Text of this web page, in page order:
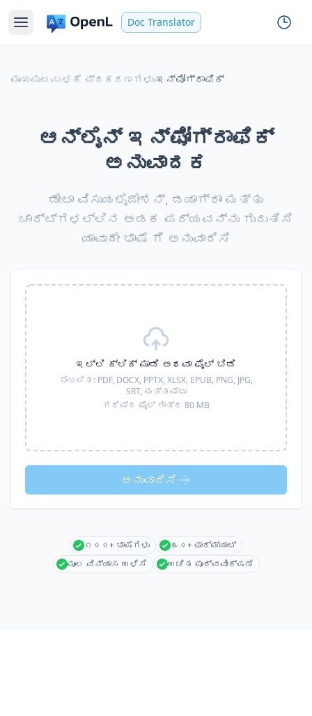
Doc Translator
ಮುಖಪುಟ ›ಬಳಕೆ ಪ್ರಕರಣಗಳು›ಇನ್ಫೋಗ್ರಾಫಿಕ್
ಆನ್‌ಲೈನ್ ಇನ್ಫೋಗ್ರಾಫಿಕ್
ಅನುವಾದಕ
ಡೇಟಾ ವಿಸುಯಲೈಜೇಶನ್‌, ಡಯಾಗ್ರಾಂ ಮತ್ತು
ಚಾರ್ಟ್‌ಗಳಲ್ಲಿನ ಅಡಕ ಪಠ್ಯವನ್ನು ಗುರುತಿಸಿ
ಯಾವುದೇ ಭಾಷೆ ಗೆ ಅನುವಾದಿಸಿ
ಇಲ್ಲಿ ಕ್ಲಿಕ್ ಮಾಡಿ ಅಥವಾ ಫೈಲ್ ಬಿಡಿ
ಬೆಂಬಲಿತ: PDF, DOCX, PPTX, XLSX, EPUB, PNG, JPG,
SRT, ಮತ್ತಷ್ಟು
ಗರಿಷ್ಠ ಫೈಲ್ ಗಾತ್ರ 80 MB
ಅನುವಾದಿಸಿ
೧೦೦+ ಭಾಷೆಗಳು
೩೦+ ಫಾರ್ಮ್ಯಾಟ್
ಮೂಲ ವಿನ್ಯಾಸ ಉಳಿಸಿ
ಉಚಿತ ಪೂರ್ವವೀಕ್ಷಣೆ